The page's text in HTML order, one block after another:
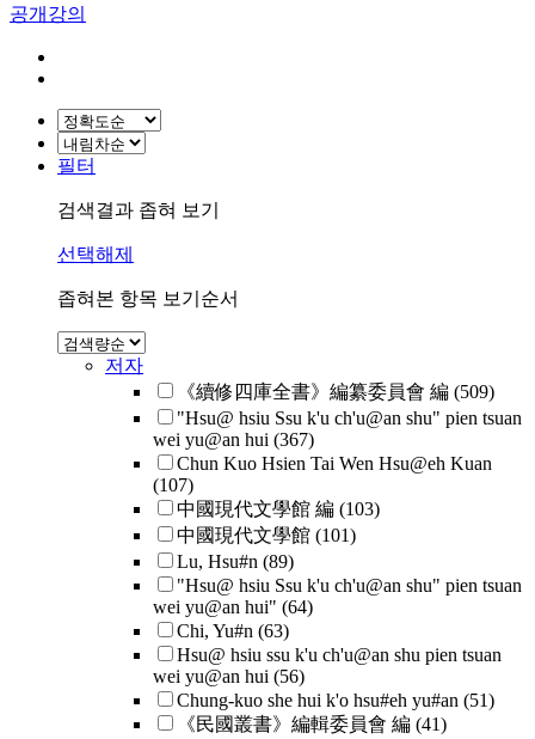
공개강의
필터
검색결과 좁혀 보기
선택해제
좁혀본 항목 보기순서
저자
《續修四庫全書》編纂委員會 編 (509)
"Hsu@ hsiu Ssu k'u ch'u@an shu" pien tsuan
wei yu@an hui (367)
Chun Kuo Hsien Tai Wen Hsu@eh Kuan
(107)
中國現代文學館 編 (103)
中國現代文學館 (101)
Lu, Hsu#n (89)
"Hsu@ hsiu Ssu k'u ch'u@an shu" pien tsuan
wei yu@an hui" (64)
Chi, Yu#n (63)
Hsu@ hsiu ssu k'u ch'u@an shu pien tsuan
wei yu@an hui (56)
Chung-kuo she hui k'o hsu#eh yu#an (51)
《民國叢書》編輯委員會 編 (41)